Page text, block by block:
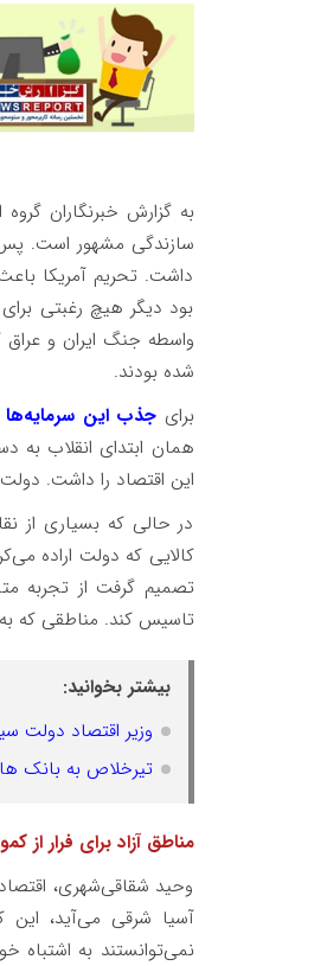
به گزارش خبرنگاران گروه
سازندگی مشهور است. پس
داشت. تحریم آمریکا
بود دیگر هیچ رغبتی
شده بودند.
برای جذب این سرمایه‌ها
همان ابتدای انقلاب به
این اقتصاد را داشت.
در حالی که بسیاری از
کالایی که دولت اراده
تصمیم گرفت از تجربه
تاسیس کند. مناطقی که
بیشتر بخوانید:
وزیر اقتصاد دولت
تیرخلاص به بانک
مناطق آزاد برای فرار از
وحید شقاقی‌شهری،
آسیا شرقی می‌آید، این
نمی‌توانستند به اشتباه